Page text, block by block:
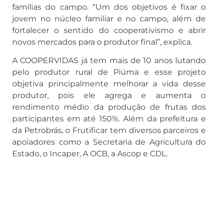
famílias do campo. “Um dos objetivos é fixar o
jovem no núcleo familiar e no campo, além de
fortalecer o sentido do cooperativismo e abrir
novos mercados para o produtor final”, explica.
A COOPERVIDAS já tem mais de 10 anos lutando
pelo produtor rural de Piúma e esse projeto
objetiva principalmente melhorar a vida desse
produtor, pois ele agrega e aumenta o
rendimento médio da produção de frutas dos
participantes em até 150%. Além da prefeitura e
da Petrobrás, o Frutificar tem diversos parceiros e
apoiadores como a Secretaria de Agricultura do
Estado, o Incaper, A OCB, a Ascop e CDL.